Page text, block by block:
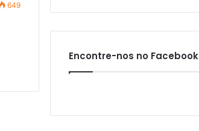
649
Encontre-nos no Facebook